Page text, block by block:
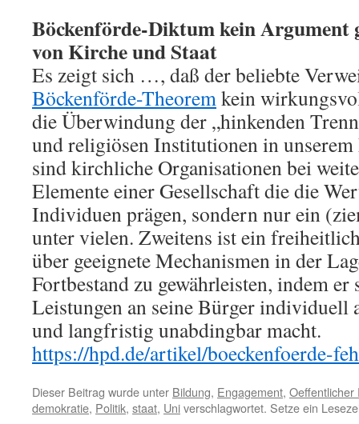
Böckenförde-Diktum kein Argument
von Kirche und Staat
Es zeigt sich …, daß der beliebte
Böckenförde-Theoremkein
die Überwindung der „hinkenden
und religiösen Institutionen in unserem
sind kirchliche Organisationen bei
Elemente einer Gesellschaft die die
Individuen prägen, sondern nur ein
unter vielen. Zweitens ist ein
über geeignete Mechanismen in der
Fortbestand zu gewährleisten, indem er
Leistungen an seine Bürger individuell
und langfristig unabdingbar macht.
https://hpd.de/artikel/boeckenfoerde-
Dieser Beitrag wurde unter Bildung, Engagement, Oeffentlicher
demokratie, Politik, staat, Universchlagwortet. Setze ein